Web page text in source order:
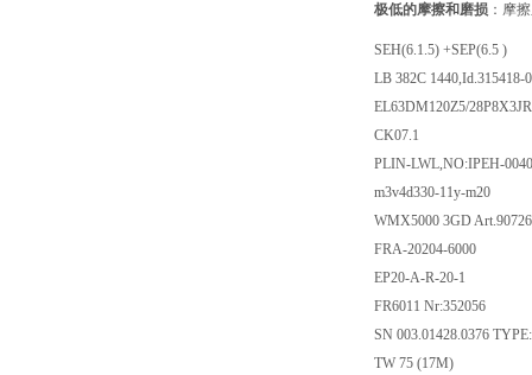
极低的摩擦和磨损 ：摩
SEH(6.1.5) +SEP(6.5 )
LB 382C 1440,Id.315418-
EL63DM120Z5/28P8X3JR
CK07.1
PLIN-LWL,NO:IPEH-
m3v4d330-11y-m20
WMX5000 3GD
FRA-20204-6000
EP20-A-R-20-1
FR6011 Nr:352056
SN 003.01428.0376
TW 75 (17M)